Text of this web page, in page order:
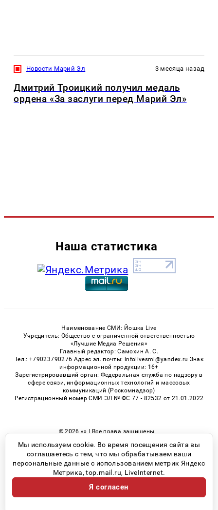
Новости Марий Эл 3 месяца назад
Дмитрий Троицкий получил медаль
ордена «За заслуги перед Марий Эл»
Наша статистика
Наименование СМИ: Йошка Live
Учредитель: Общество с ограниченной ответственностью
«Лучшие Медиа Решения»
Главный редактор: Самохин А. С.
Тел.: +79023790276 Адрес эл. почты: infolivesmi@yandex.ru Знак
информационной продукции: 16+
Зарегистрировавший орган: Федеральная служба по надзору в
сфере связи, информационных технологий и массовых
коммуникаций (Роскомнадзор)
Регистрационный номер СМИ ЭЛ № ФС 77 - 82532 от 21.01.2022
© 2026 «» | Все права защищены
Возрастная категория сайта 16+
Политика конфиденциальности
Мы используем cookie. Во время посещения сайта вы
соглашаетесь с тем, что мы обрабатываем ваши
персональные данные с использованием метрик Яндекс
Метрика, top.mail.ru, LiveInternet.
Я согласен